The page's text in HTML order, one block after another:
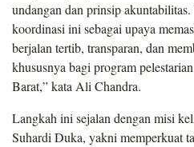
undangan dan prinsip
koordinasi ini sebagai upaya
berjalan tertib, transparan, dan
khususnya bagi program
Barat,” kata Ali Chandra.
Langkah ini sejalan dengan misi
Suhardi Duka, yakni memperkuat